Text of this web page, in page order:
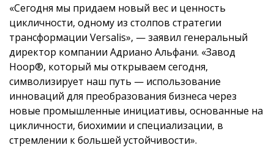
«Сегодня мы придаем новый вес и ценность
цикличности, одному из столпов стратегии
трансформации Versalis», — заявил генеральный
директор компании Адриано Альфани. «Завод
Hoop®, который мы открываем сегодня,
символизирует наш путь — использование
инноваций для преобразования бизнеса через
новые промышленные инициативы, основанные на
цикличности, биохимии и специализации, в
стремлении к большей устойчивости».